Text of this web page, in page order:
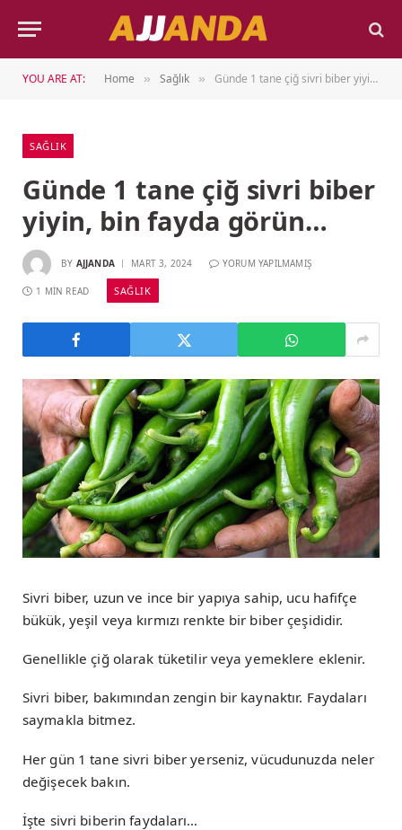
YOU ARE AT: Home » Sağlık » Günde 1 tane çiğ sivri biber yiyin, bin fayda görün…
SAĞLIK
Günde 1 tane çiğ sivri biber
yiyin, bin fayda görün…
BY AJJANDA MART 3, 2024 YORUM YAPILMAMIŞ
1 MIN READ SAĞLIK
Sivri biber, uzun ve ince bir yapıya sahip, ucu hafifçe
bükük, yeşil veya kırmızı renkte bir biber çeşididir.
Genellikle çiğ olarak tüketilir veya yemeklere eklenir.
Sivri biber, bakımından zengin bir kaynaktır. Faydaları
saymakla bitmez.
Her gün 1 tane sivri biber yerseniz, vücudunuzda neler
değişecek bakın.
İşte sivri biberin faydaları…